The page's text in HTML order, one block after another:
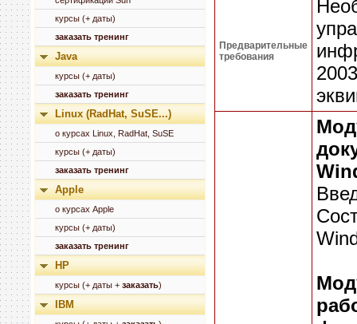
курсы (+ даты)
заказать тренинг
Java
курсы (+ даты)
заказать тренинг
Linux (RadHat, SuSE...)
о курсах Linux, RadHat, SuSE
курсы (+ даты)
заказать тренинг
Apple
о курсах Apple
курсы (+ даты)
заказать тренинг
HP
курсы (+ даты + заказать)
IBM
Предварительные
требования